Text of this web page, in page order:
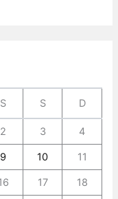
S S D
2 3 4
9 10 11
17 18